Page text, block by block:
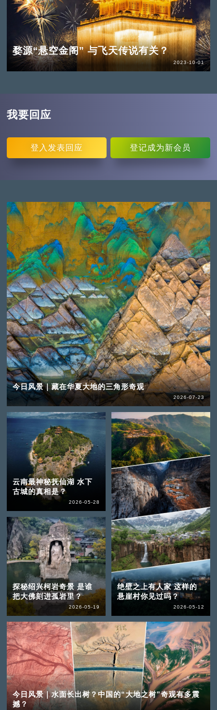
婺源“悬空金阁” 与飞天传说有关？
2023-10-01
我要回应
登入 发表回应 登记成为新会员
今日风景｜藏在华夏大地的三角形奇观
2026-07-23
云南最神秘抚仙湖 水下
古城的真相是？
2026-05-28
探秘绍兴柯岩奇景 是谁
把大佛刻进孤岩里？
2026-05-19
绝壁之上有人家 这样的
悬崖村你见过吗？
2026-05-12
今日风景｜水面长出树？中国的“大地之树”奇观有多震
撼？